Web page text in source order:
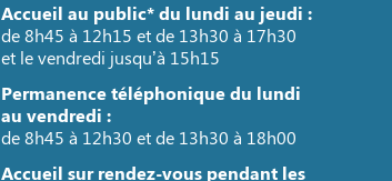
Accueil au public* du lundi au jeudi :
de 8h45 à 12h15 et de 13h30 à 17h30
et le vendredi jusqu’à 15h15
Permanence téléphonique du lundi
au vendredi :
de 8h45 à 12h30 et de 13h30 à 18h00
Accueil sur rendez-vous pendant les